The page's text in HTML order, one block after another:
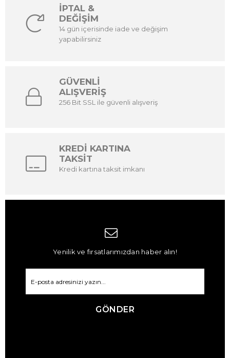
İPTAL &
DEĞİŞİM
14 gün içerisinde iade ve değişim
yapabilirsiniz
GÜVENLİ
ALIŞVERİŞ
256 Bit SSL ile güvenli alışveriş
KREDİ KARTINA
TAKSİT
Kredi kartına taksit imkanı
Yenilik ve fırsatlarımızdan haber alın!
GÖNDER